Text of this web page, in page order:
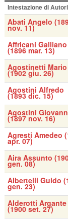
Intestazione di
Abati Angelo
nov. 11)
Affricani Galliano
(1896 mar. 13)
Agostinetti Mario
(1902 giu. 26)
Agostini Alfredo
(1893 dic. 15)
Agostini
(1897 nov. 16)
Agresti Amedeo
apr. 07)
Aira Assunto
gen. 08)
Albertelli Guido
gen. 23)
Alderotti Argante
(1900 set. 27)